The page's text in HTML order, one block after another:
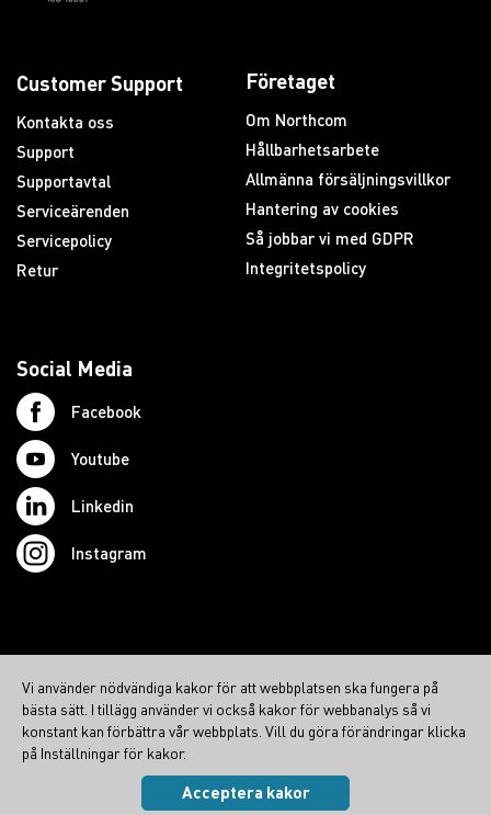
Customer Support
Kontakta oss
Support
Supportavtal
Serviceärenden
Servicepolicy
Retur
Företaget
Om Northcom
Hållbarhetsarbete
Allmänna försäljningsvillkor
Hantering av cookies
Så jobbar vi med GDPR
Integritetspolicy
Social Media
Facebook
Youtube
Linkedin
Instagram
northcom.no
northcom.dk
northcom.fi
Cookies
Vi använder nödvändiga kakor för att webbplatsen ska fungera på
bästa sätt. I tillägg använder vi också kakor för webbanalys så vi
konstant kan förbättra vår webbplats. Vill du göra förändringar klicka
på Inställningar för kakor.
Acceptera kakor